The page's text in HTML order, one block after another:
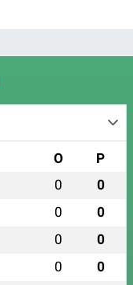
O P
0 0
0 0
0 0
0 0